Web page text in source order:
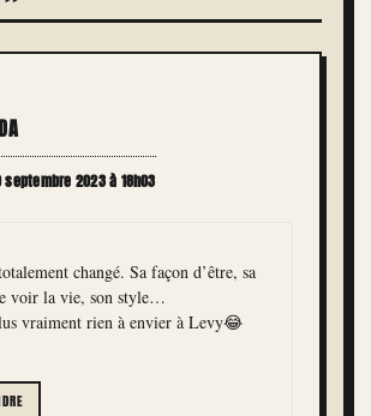
septembre 2023 à 18h03
changé. Sa façon d’être, sa
voir la vie, son style…
vraiment rien à envier à Levy😂